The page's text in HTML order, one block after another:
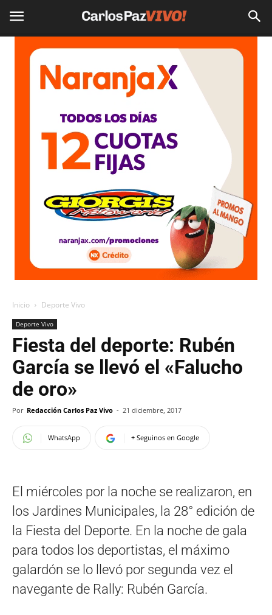
Inicio Deporte Vivo
Deporte Vivo
Fiesta del deporte: Rubén
García se llevó el «Falucho
de oro»
Por Redacción Carlos Paz Vivo - 21 diciembre, 2017
WhatsApp + Seguinos en Google
El miércoles por la noche se realizaron, en
los Jardines Municipales, la 28° edición de
la Fiesta del Deporte. En la noche de gala
para todos los deportistas, el máximo
galardón se lo llevó por segunda vez el
navegante de Rally: Rubén García.